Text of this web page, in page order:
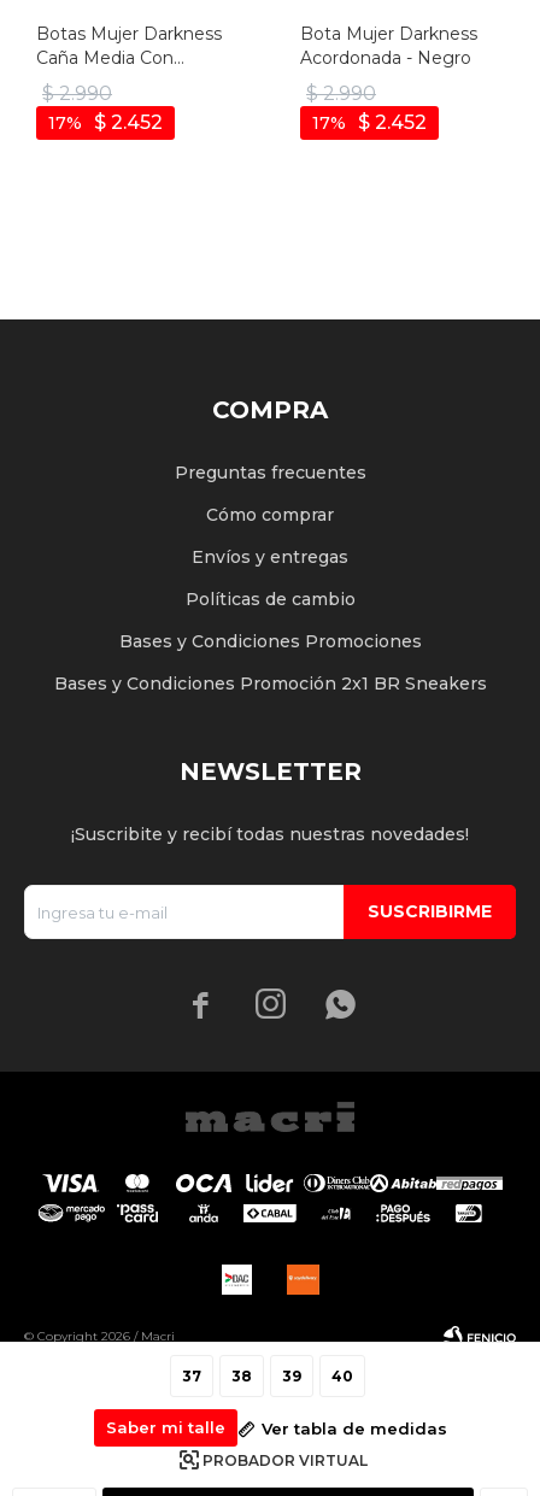
37 38 39 40
Saber mi talle Ver tabla de medidas
PROBADOR VIRTUAL
Botas Mujer Darkness
Caña Media Con
Hebillas - Negro
$ 2.990
$ 2.452
17
Bota Mujer Darkness
Acordonada - Negro
$ 2.990
$ 2.452
17
COMPRA
Preguntas frecuentes
Cómo comprar
Envíos y entregas
Políticas de cambio
Bases y Condiciones Promociones
Bases y Condiciones Promoción 2x1 BR Sneakers
NEWSLETTER
¡Suscribite y recibí todas nuestras novedades!
SUSCRIBIRME
  
© Copyright 2026 / Macri